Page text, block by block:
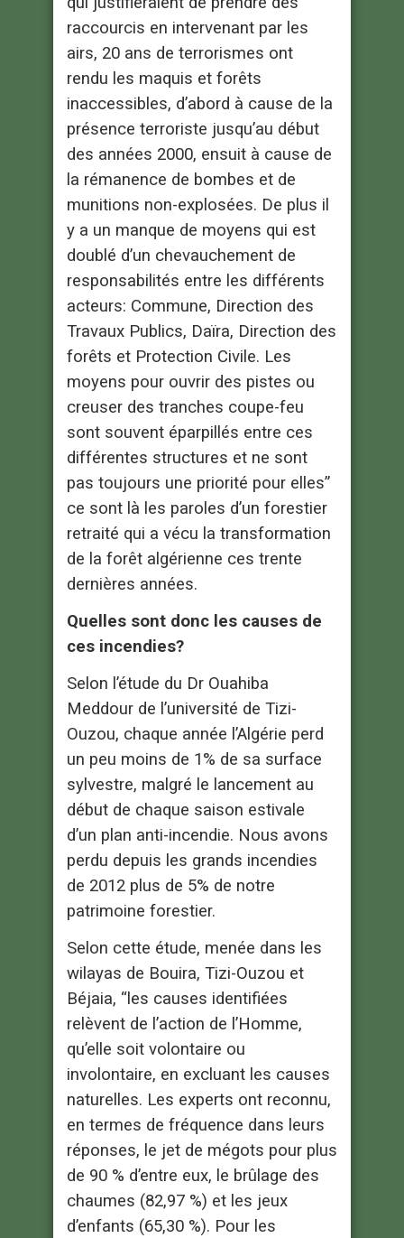
raccourcis en intervenant par les
airs, 20 ans de terrorismes ont
rendu les maquis et forêts
inaccessibles, d’abord à cause de la
présence terroriste jusqu’au début
des années 2000, ensuit à cause de
la rémanence de bombes et de
munitions non-explosées. De plus il
y a un manque de moyens qui est
doublé d’un chevauchement de
responsabilités entre les différents
acteurs: Commune, Direction des
Travaux Publics, Daïra, Direction des
forêts et Protection Civile. Les
moyens pour ouvrir des pistes ou
creuser des tranches coupe-feu
sont souvent éparpillés entre ces
différentes structures et ne sont
pas toujours une priorité pour elles”
ce sont là les paroles d’un forestier
retraité qui a vécu la transformation
de la forêt algérienne ces trente
dernières années.
Quelles sont donc les causes de
ces incendies?
Selon l’étude du Dr Ouahiba
Meddour de l’université de Tizi-
Ouzou, chaque année l’Algérie perd
un peu moins de 1% de sa surface
sylvestre, malgré le lancement au
début de chaque saison estivale
d’un plan anti-incendie. Nous avons
perdu depuis les grands incendies
de 2012 plus de 5% de notre
patrimoine forestier.
Selon cette étude, menée dans les
wilayas de Bouira, Tizi-Ouzou et
Béjaia, “les causes identifiées
relèvent de l’action de l’Homme,
qu’elle soit volontaire ou
involontaire, en excluant les causes
naturelles. Les experts ont reconnu,
en termes de fréquence dans leurs
réponses, le jet de mégots pour plus
de 90 % d’entre eux, le brûlage des
chaumes (82,97 %) et les jeux
d’enfants (65,30 %). Pour les